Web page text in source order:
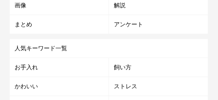
画像 解説
まとめ アンケート
人気キーワード一覧
お手入れ 飼い方
かわいい ストレス